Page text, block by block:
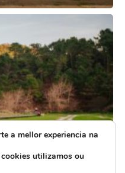
a mellor experiencia na
cookies utilizamos ou